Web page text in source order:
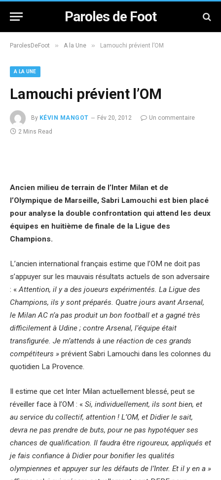
Paroles de Foot
ParolesDeFoot » A la Une » Lamouchi prévient l’OM
A LA UNE
Lamouchi prévient l’OM
By KÉVIN MANGOT Fév 20, 2012
Un commentaire
2 Mins Read
Ancien milieu de terrain de l’Inter Milan et de
l’Olympique de Marseille, Sabri Lamouchi est bien placé
pour analyse la double confrontation qui attend les deux
équipes en huitième de finale de la Ligue des
Champions.
L’ancien international français estime que l’OM ne doit pas
s’appuyer sur les mauvais résultats actuels de son adversaire
: «Attention, il y a des joueurs expérimentés. La Ligue des
Champions, ils y sont préparés. Quatre jours avant Arsenal,
le Milan AC n’a pas produit un bon football et a gagné très
difficilement à Udine ; contre Arsenal, l’équipe était
transfigurée. Je m’attends à une réaction de ces grands
compétiteurs » prévient Sabri Lamouchi dans les colonnes du
quotidien La Provence.
Il estime que cet Inter Milan actuellement blessé, peut se
réveiller face à l’OM : « Si, individuellement, ils sont bien, et
au service du collectif, attention ! L’OM, et Didier le sait,
devra ne pas prendre de buts, pour ne pas hypotéquer ses
chances de qualification. Il faudra être rigoureux, appliqués et
je fais confiance à Didier pour bonifier les qualités
olympiennes et appuyer sur les défauts de l’Inter. Et il y en a »